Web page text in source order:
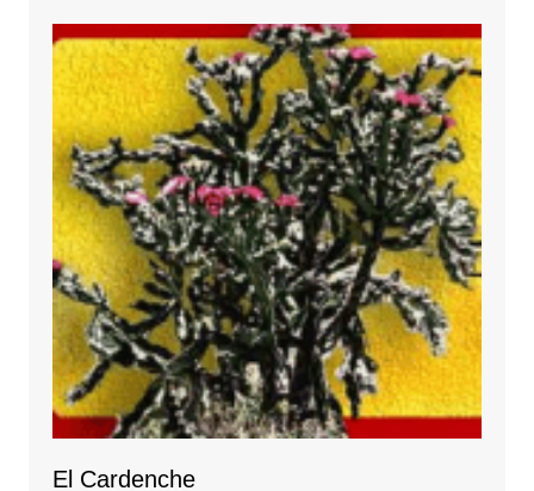
El Cardenche